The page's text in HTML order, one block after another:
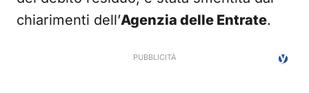
chiarimenti dell’Agenzia delle Entrate.